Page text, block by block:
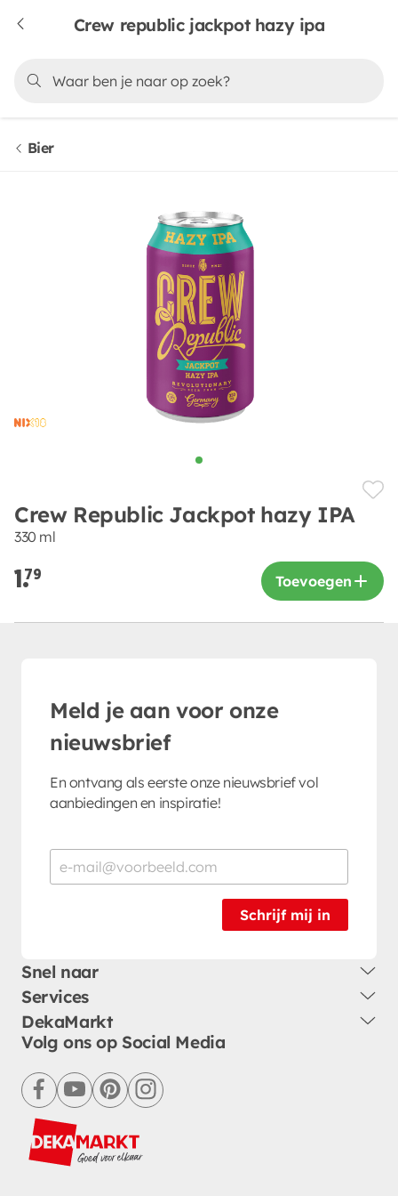
Crew republic jackpot hazy ipa
Bier
Crew Republic Jackpot hazy IPA
330 ml
1.79 Toevoegen
Meld je aan voor onze
nieuwsbrief
En ontvang als eerste onze nieuwsbrief vol
aanbiedingen en inspiratie!
Schrijf mij in
Snel naar
Services
DekaMarkt
Volg ons op Social Media
facebookyoutubepinterestinstagram